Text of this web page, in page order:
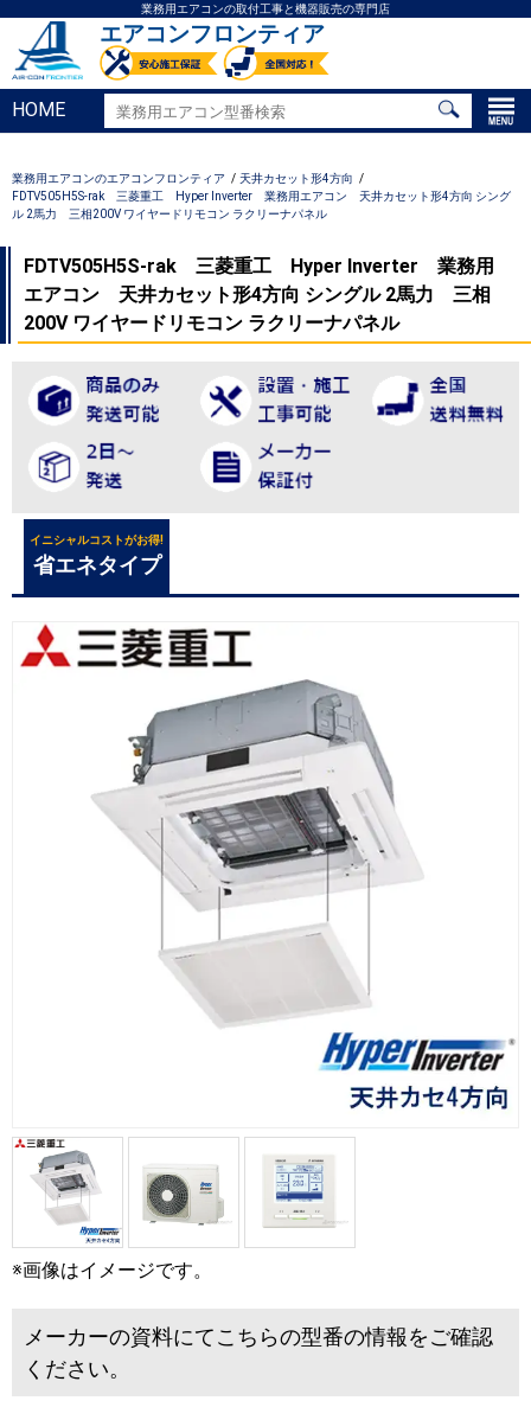
業務用エアコンの取付工事と機器販売の専門店
エアコンフロンティア
HOME
業務用エアコンのエアコンフロンティア
天井カセット形4方向
FDTV505H5S-rak 三菱重工 Hyper Inverter 業務用エアコン 天井カセット形4方向 シング
ル 2馬力 三相200V ワイヤードリモコン ラクリーナパネル
FDTV505H5S-rak 三菱重工 Hyper Inverter 業務用
エアコン 天井カセット形4方向 シングル 2馬力 三相
200V ワイヤードリモコン ラクリーナパネル
イニシャルコストがお得!
省エネタイプ
※画像はイメージです。
メーカーの資料にてこちらの型番の情報をご確認
ください。